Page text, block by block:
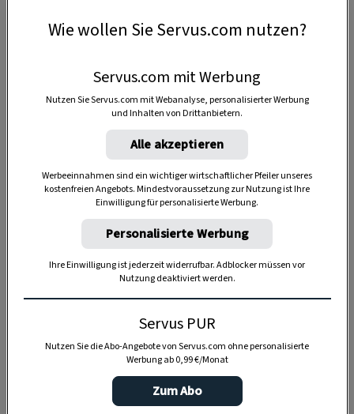
10 Minuten
10 Minuten
Wie wollen Sie Servus.com nutzen?
Servus.com mit Werbung
Nutzen Sie Servus.com mit Webanalyse, personalisierter Werbung
und Inhalten von Drittanbietern.
Alle akzeptieren
Werbeeinnahmen sind ein wichtiger wirtschaftlicher Pfeiler unseres
kostenfreien Angebots. Mindestvoraussetzung zur Nutzung ist Ihre
Einwilligung für personalisierte Werbung.
Personalisierte Werbung
Ihre Einwilligung ist jederzeit widerrufbar. Adblocker müssen vor
Nutzung deaktiviert werden.
Servus PUR
Nutzen Sie die Abo-Angebote von Servus.com ohne personalisierte
Werbung ab 0,99 €/Monat
Zum Abo